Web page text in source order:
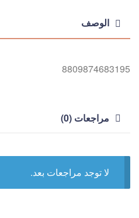
الوصف
8809874683195
مراجعات (0)
لا توجد مراجعات بعد.